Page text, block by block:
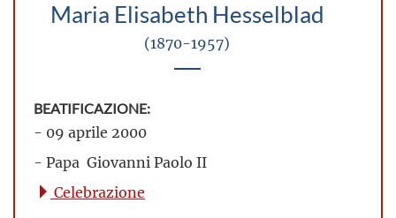
Maria Elisabeth Hesselblad
(1870-1957)
BEATIFICAZIONE:
- 09 aprile 2000
- Papa Giovanni Paolo II
Celebrazione